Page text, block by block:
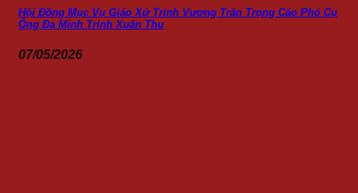
Hội Đồng Mục Vụ Giáo Xứ Trinh Vương Trân Trọng Cáo Phó Cụ
Ông Đa Minh Trịnh Xuân Thu
07/05/2026